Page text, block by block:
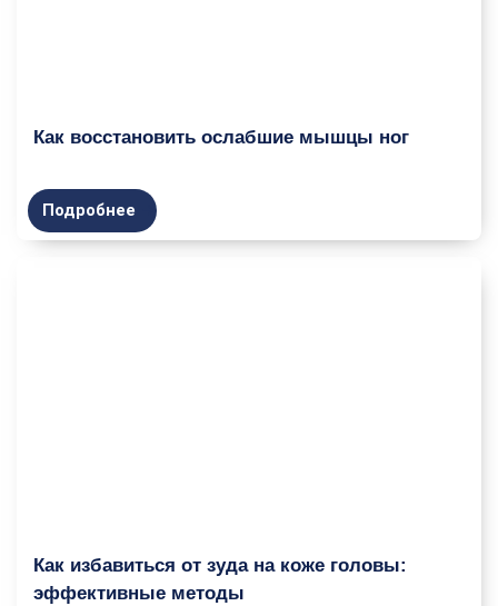
Как восстановить ослабшие мышцы ног
Подробнее
Как избавиться от зуда на коже головы:
эффективные методы